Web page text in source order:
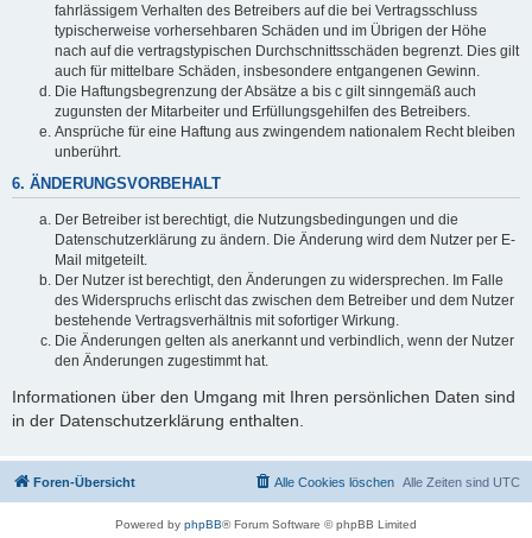
fahrlässigem Verhalten des Betreibers auf die bei Vertragsschluss
typischerweise vorhersehbaren Schäden und im Übrigen der Höhe
nach auf die vertragstypischen Durchschnittsschäden begrenzt. Dies gilt
auch für mittelbare Schäden, insbesondere entgangenen Gewinn.
Die Haftungsbegrenzung der Absätze a bis c gilt sinngemäß auch
zugunsten der Mitarbeiter und Erfüllungsgehilfen des Betreibers.
Ansprüche für eine Haftung aus zwingendem nationalem Recht bleiben
unberührt.
6. ÄNDERUNGSVORBEHALT
Der Betreiber ist berechtigt, die Nutzungsbedingungen und die
Datenschutzerklärung zu ändern. Die Änderung wird dem Nutzer per E-
Mail mitgeteilt.
Der Nutzer ist berechtigt, den Änderungen zu widersprechen. Im Falle
des Widerspruchs erlischt das zwischen dem Betreiber und dem Nutzer
bestehende Vertragsverhältnis mit sofortiger Wirkung.
Die Änderungen gelten als anerkannt und verbindlich, wenn der Nutzer
den Änderungen zugestimmt hat.
Informationen über den Umgang mit Ihren persönlichen Daten sind
in der Datenschutzerklärung enthalten.
Foren-Übersicht Alle Zeiten sind UTC
Alle Cookies löschen
Powered by phpBB® Forum Software © phpBB Limited